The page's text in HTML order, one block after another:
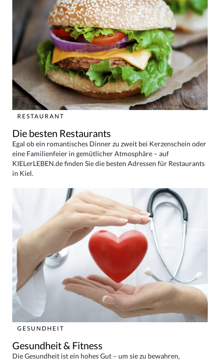
RESTAURANT
Die besten Restaurants
Egal ob ein romantisches Dinner zu zweit bei Kerzenschein oder
eine Familienfeier in gemütlicher Atmosphäre – auf
KIELerLEBEN.de finden Sie die besten Adressen für Restaurants
in Kiel.
GESUNDHEIT
Gesundheit & Fitness
Die Gesundheit ist ein hohes Gut – um sie zu bewahren,